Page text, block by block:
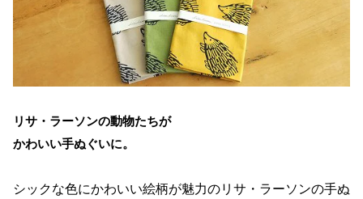
リサ・ラーソンの動物たちが
かわいい手ぬぐいに。
シックな色にかわいい絵柄が魅力のリサ・ラーソンの手ぬ